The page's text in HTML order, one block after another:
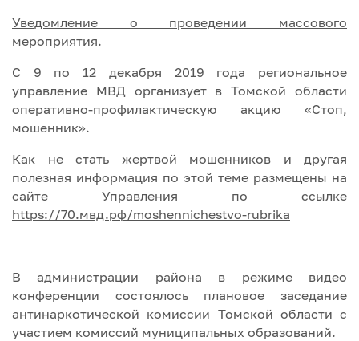
Уведомление о проведении массового
мероприятия.
С 9 по 12 декабря 2019 года региональное
управление МВД организует в Томской области
оперативно-профилактическую акцию «Стоп,
мошенник».
Как не стать жертвой мошенников и другая
полезная информация по этой теме размещены на
сайте Управления по ссылке
https://70.мвд.рф/moshennichestvo-rubrika
В администрации района в режиме видео
конференции состоялось плановое заседание
антинаркотической комиссии Томской области с
участием комиссий муниципальных образований.